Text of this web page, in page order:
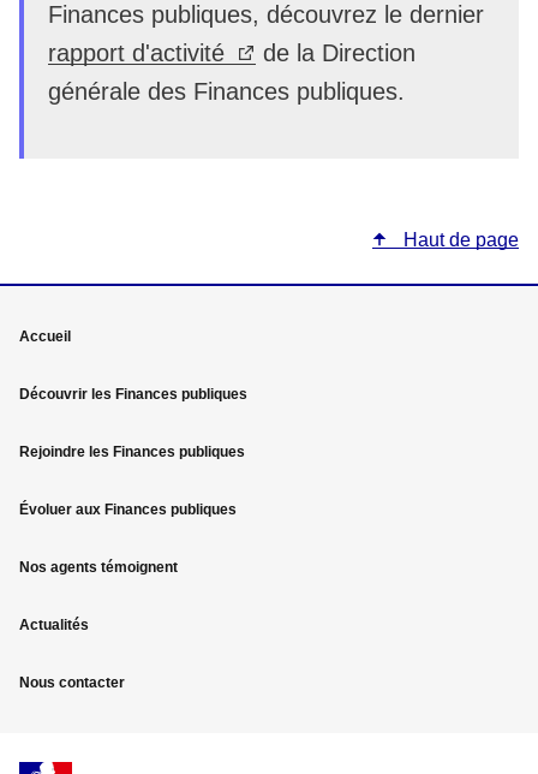
Finances publiques, découvrez le dernier
rapport d'activité
de la Direction
générale des Finances publiques.
Haut de page
Mega
menu
de
page
Accueil
Découvrir les Finances publiques
Rejoindre les Finances publiques
Évoluer aux Finances publiques
Nos agents témoignent
Actualités
Nous contacter